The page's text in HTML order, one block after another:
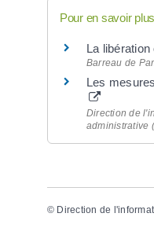
Pour en savoir plus
La libération
Barreau de
Les
Direction de
administrative
© Direction de